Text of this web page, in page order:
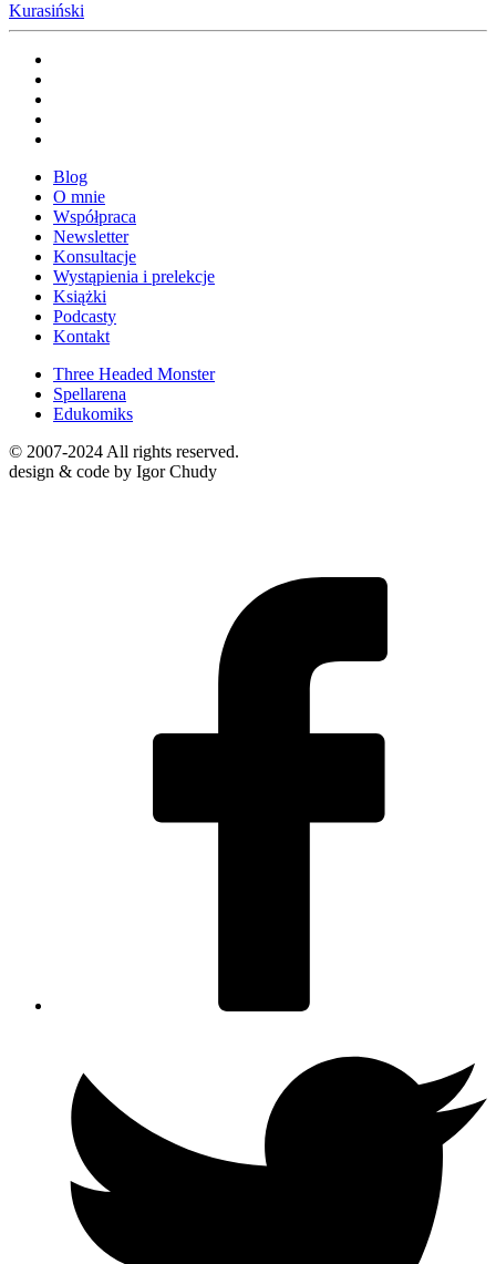
Kurasiński
Blog
O mnie
Współpraca
Newsletter
Konsultacje
Wystąpienia i prelekcje
Książki
Podcasty
Kontakt
Three Headed Monster
Spellarena
Edukomiks
© 2007-2024 All rights reserved.
design & code by Igor Chudy